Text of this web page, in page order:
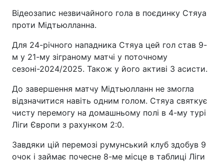
Відеозапис незвичайного гола в поєдинку Стяуа
проти Мідтьюлланна.
Для 24-річного нападника Стяуа цей гол став 9-
м у 21-му зіграному матчі у поточному
сезоні-2024/2025. Також у його активі 3 асисти.
До завершення матчу Мідтьюлланн не змогла
відзначитися навіть одним голом. Стяуа святкує
чисту перемогу на домашньому полі в 4-му турі
Ліги Європи з рахунком 2:0.
Завдяки цій перемозі румунський клуб здобув 9
очок і займає почесне 8-ме місце в таблиці Ліги